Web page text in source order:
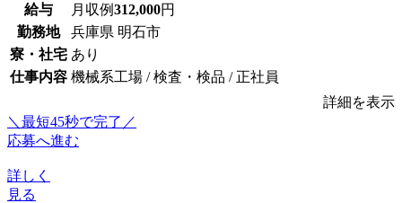
給与 月収例312,000円
勤務地
兵庫県 明石市
寮・社宅 あり
仕事内容 機械系工場 / 検査・検品 / 正社員
詳細を表示
＼最短45秒で完了／
応募へ進む
詳しく
見る